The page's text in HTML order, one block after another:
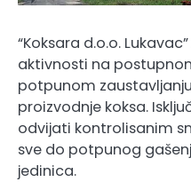
“Koksara d.o.o.
aktivnosti na
potpunom
proizvodnje koksa.
odvijati kontrolisanim
sve do potpunog
jedinica.